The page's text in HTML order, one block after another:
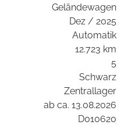
Geländewagen
Dez / 2025
Automatik
12.723 km
5
Schwarz
Zentrallager
ab ca. 13.08.2026
D010620